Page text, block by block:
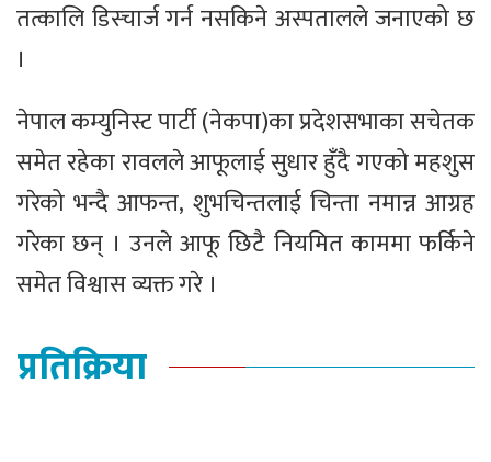
तत्कालि डिस्चार्ज गर्न नसकिने अस्पतालले जनाएको छ
।
नेपाल कम्युनिस्ट पार्टी (नेकपा)का प्रदेशसभाका सचेतक
समेत रहेका रावलले आफूलाई सुधार हुँदै गएको महशुस
गरेको भन्दै आफन्त, शुभचिन्तलाई चिन्ता नमान्न आग्रह
गरेका छन् । उनले आफू छिटै नियमित काममा फर्किने
समेत विश्वास व्यक्त गरे ।
प्रतिक्रिया